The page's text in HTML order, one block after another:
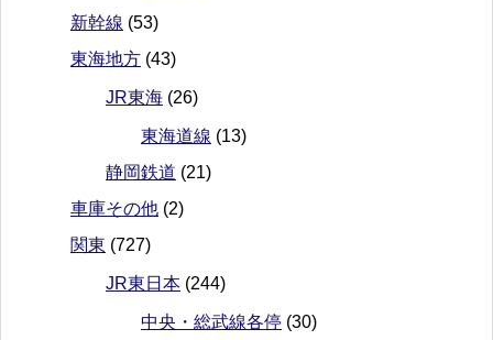
新幹線 (53)
東海地方 (43)
JR東海 (26)
東海道線 (13)
静岡鉄道 (21)
車庫その他 (2)
関東 (727)
JR東日本 (244)
中央・総武線各停 (30)